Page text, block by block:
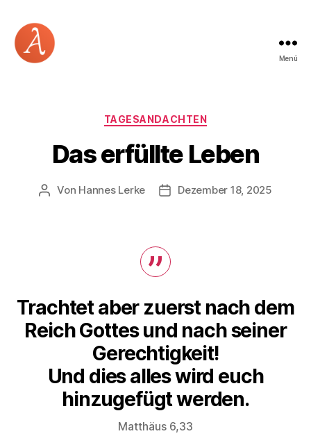
Menü
Kategorien
TAGESANDACHTEN
Das erfüllte Leben
Beitragsautor
Von Hannes Lerke Beitragsdatum
Dezember 18, 2025
Trachtet aber zuerst nach dem
Reich Gottes und nach seiner
Gerechtigkeit!
Und dies alles wird euch
hinzugefügt werden.
Matthäus 6,33